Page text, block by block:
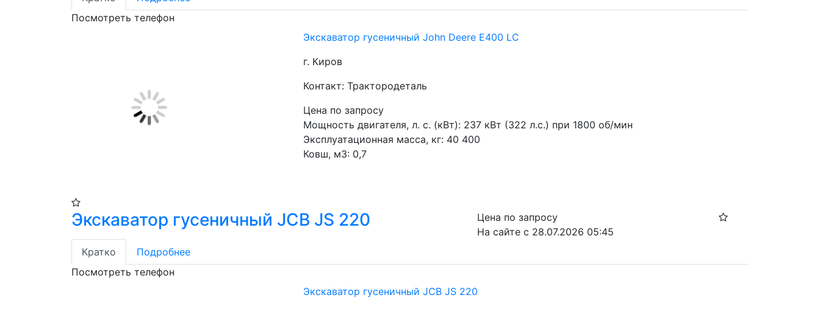
Посмотреть телефон
Экскаватор гусеничный John Deere E400 LC
г. Киров
Контакт: Трактородеталь
Цена по запросу
Мощность двигателя, л. с. (кВт): 237 кВт (322 л.с.) при 1800 об/мин
Эксплуатационная масса, кг: 40 400
Ковш, м3: 0,7
Экскаватор гусеничный JCB JS 220
Цена по запросу
На сайте с 28.07.2026 05:45
Кратко
Подробнее
Посмотреть телефон
Экскаватор гусеничный JCB JS 220